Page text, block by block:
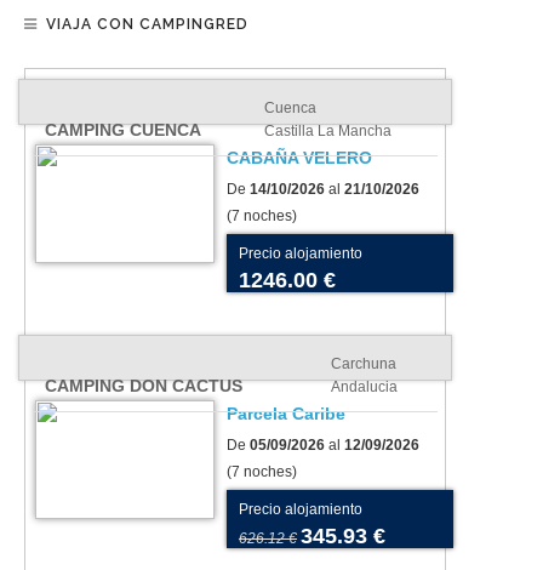
VIAJA CON CAMPINGRED
CAMPING CUENCA
Cuenca
Castilla La Mancha
CABAÑA VELERO
De 14/10/2026 al 21/10/2026
(7 noches)
Precio alojamiento
1246.00 €
CAMPING DON CACTUS
Carchuna
Andalucia
Parcela Caribe
De 05/09/2026 al 12/09/2026
(7 noches)
Precio alojamiento
626.12 € 345.93 €